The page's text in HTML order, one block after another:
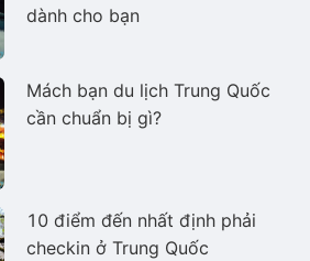
dành cho bạn
Mách bạn du lịch Trung Quốc
cần chuẩn bị gì?
10 điểm đến nhất định phải
checkin ở Trung Quốc